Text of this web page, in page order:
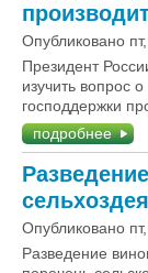
Опубликовано
Президент
изучить вопрос
господдержки
подробнее
Опубликовано
Разведение